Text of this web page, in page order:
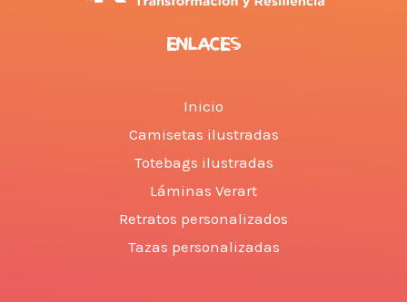
ENLACES
Inicio
Camisetas ilustradas
Totebags ilustradas
Láminas Verart
Retratos personalizados
Tazas personalizadas